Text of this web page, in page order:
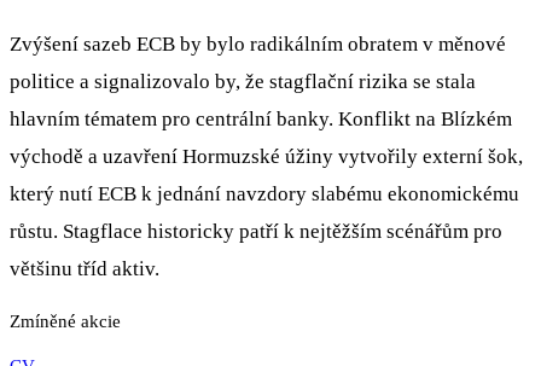
Zvýšení sazeb ECB by bylo radikálním obratem v měnové
politice a signalizovalo by, že stagflační rizika se stala
hlavním tématem pro centrální banky. Konflikt na Blízkém
východě a uzavření Hormuzské úžiny vytvořily externí šok,
který nutí ECB k jednání navzdory slabému ekonomickému
růstu. Stagflace historicky patří k nejtěžším scénářům pro
většinu tříd aktiv.
Zmíněné akcie